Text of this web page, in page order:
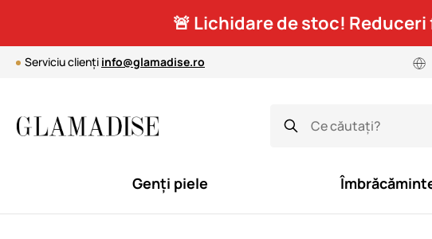
🚨 Lichidare de stoc! Reduceri
Serviciu clienți info@glamadise.ro
Genți piele